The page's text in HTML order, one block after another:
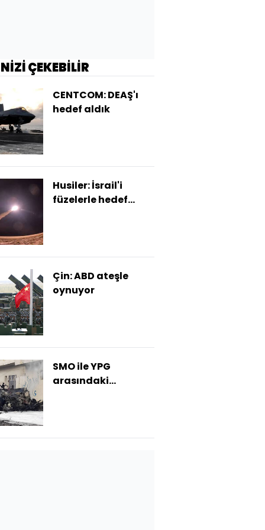
ÇEKEBİLİR
CENTCOM: DEAŞ'ı
hedef aldık
Husiler: İsrail'i
füzelerle hedef
Çin: ABD ateşle
oynuyor
SMO ile YPG
arasındaki